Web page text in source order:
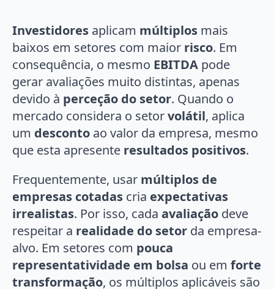
Investidores aplicam múltiplos mais
baixos em setores com maior risco. Em
consequência, o mesmo EBITDA pode
gerar avaliações muito distintas, apenas
devido à perceção do setor. Quando o
mercado considera o setorvolátil, aplica
um desconto ao valor da empresa, mesmo
que esta apresente resultados positivos.
Frequentemente, usar múltiplos de
empresas cotadas cria expectativas
irrealistas. Por isso, cada avaliação deve
respeitar a realidade do setor da empresa-
alvo. Em setores com pouca
representatividade em bolsa ou em forte
transformação, os múltiplos aplicáveis são